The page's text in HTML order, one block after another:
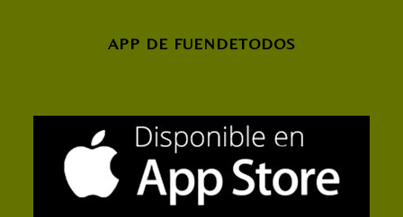
APP DE FUENDETODOS